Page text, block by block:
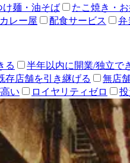
け麺・油そば たこ焼き・
カレー屋 配食サービス 弁
る 半年以内に開業/独立で
存店舗を引き継げる 無店
い
ロイヤリティゼロ